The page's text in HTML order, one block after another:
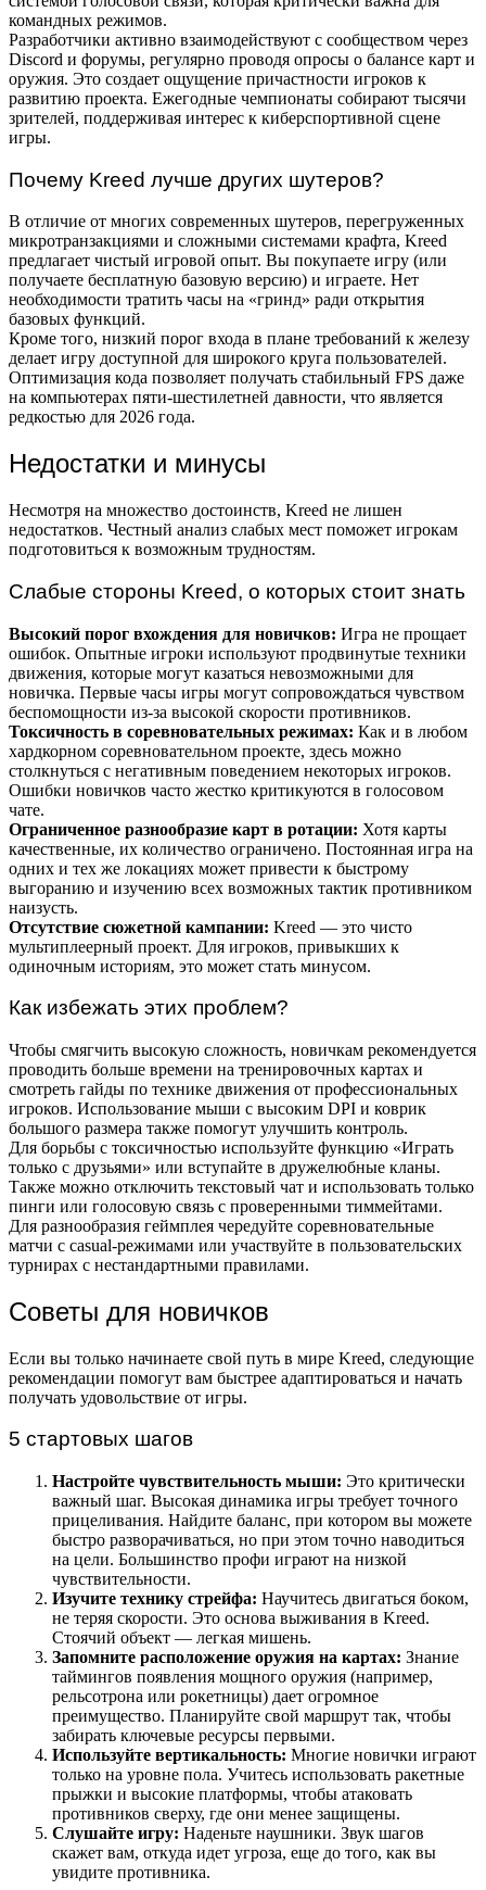
командных режимов.
Разработчики активно взаимодействуют с сообществом через
Discord и форумы, регулярно проводя опросы о балансе карт и
оружия. Это создает ощущение причастности игроков к
развитию проекта. Ежегодные чемпионаты собирают тысячи
зрителей, поддерживая интерес к киберспортивной сцене
игры.
Почему Kreed лучше других шутеров?
В отличие от многих современных шутеров, перегруженных
микротранзакциями и сложными системами крафта, Kreed
предлагает чистый игровой опыт. Вы покупаете игру (или
получаете бесплатную базовую версию) и играете. Нет
необходимости тратить часы на «гринд» ради открытия
базовых функций.
Кроме того, низкий порог входа в плане требований к железу
делает игру доступной для широкого круга пользователей.
Оптимизация кода позволяет получать стабильный FPS даже
на компьютерах пяти-шестилетней давности, что является
редкостью для 2026 года.
Недостатки и минусы
Несмотря на множество достоинств, Kreed не лишен
недостатков. Честный анализ слабых мест поможет игрокам
подготовиться к возможным трудностям.
Слабые стороны Kreed, о которых стоит знать
Высокий порог вхождения для новичков: Игра не прощает
ошибок. Опытные игроки используют продвинутые техники
движения, которые могут казаться невозможными для
новичка. Первые часы игры могут сопровождаться чувством
беспомощности из-за высокой скорости противников.
Токсичность в соревновательных режимах: Как и в любом
хардкорном соревновательном проекте, здесь можно
столкнуться с негативным поведением некоторых игроков.
Ошибки новичков часто жестко критикуются в голосовом
чате.
Ограниченное разнообразие карт в ротации: Хотя карты
качественные, их количество ограничено. Постоянная игра на
одних и тех же локациях может привести к быстрому
выгоранию и изучению всех возможных тактик противником
наизусть.
Отсутствие сюжетной кампании: Kreed — это чисто
мультиплеерный проект. Для игроков, привыкших к
одиночным историям, это может стать минусом.
Как избежать этих проблем?
Чтобы смягчить высокую сложность, новичкам рекомендуется
проводить больше времени на тренировочных картах и
смотреть гайды по технике движения от профессиональных
игроков. Использование мыши с высоким DPI и коврик
большого размера также помогут улучшить контроль.
Для борьбы с токсичностью используйте функцию «Играть
только с друзьями» или вступайте в дружелюбные кланы.
Также можно отключить текстовый чат и использовать только
пинги или голосовую связь с проверенными тиммейтами.
Для разнообразия геймплея чередуйте соревновательные
матчи с casual-режимами или участвуйте в пользовательских
турнирах с нестандартными правилами.
Советы для новичков
Если вы только начинаете свой путь в мире Kreed, следующие
рекомендации помогут вам быстрее адаптироваться и начать
получать удовольствие от игры.
5 стартовых шагов
Настройте чувствительность мыши: Это критически
важный шаг. Высокая динамика игры требует точного
прицеливания. Найдите баланс, при котором вы можете
быстро разворачиваться, но при этом точно наводиться
на цели. Большинство профи играют на низкой
чувствительности.
Изучите технику стрейфа: Научитесь двигаться боком,
не теряя скорости. Это основа выживания в Kreed.
Стоячий объект — легкая мишень.
Запомните расположение оружия на картах: Знание
таймингов появления мощного оружия (например,
рельсотрона или рокетницы) дает огромное
преимущество. Планируйте свой маршрут так, чтобы
забирать ключевые ресурсы первыми.
Используйте вертикальность: Многие новички играют
только на уровне пола. Учитесь использовать ракетные
прыжки и высокие платформы, чтобы атаковать
противников сверху, где они менее защищены.
Слушайте игру: Наденьте наушники. Звук шагов
скажет вам, откуда идет угроза, еще до того, как вы
увидите противника.